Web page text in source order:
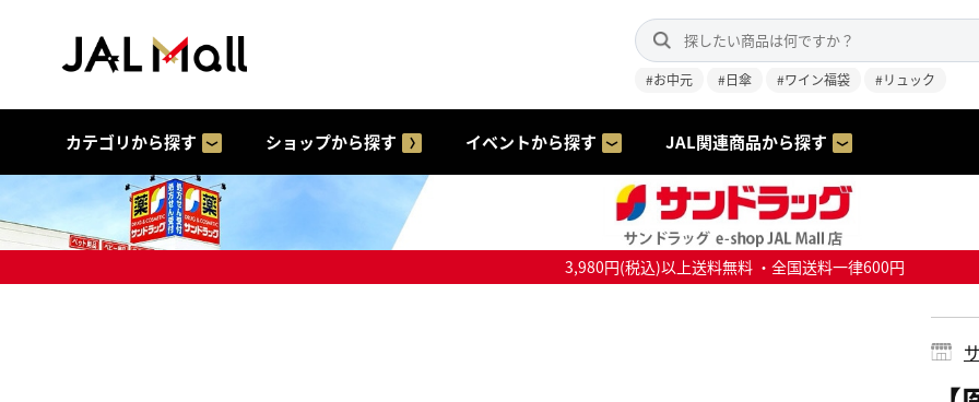
#お中元 #日傘 #ワイン福袋 #リュック
カテゴリから探す ショップから探す イベントから探す JAL関連商品から探す
3,980円(税込)以上送料無料 ・全国送料一律600円